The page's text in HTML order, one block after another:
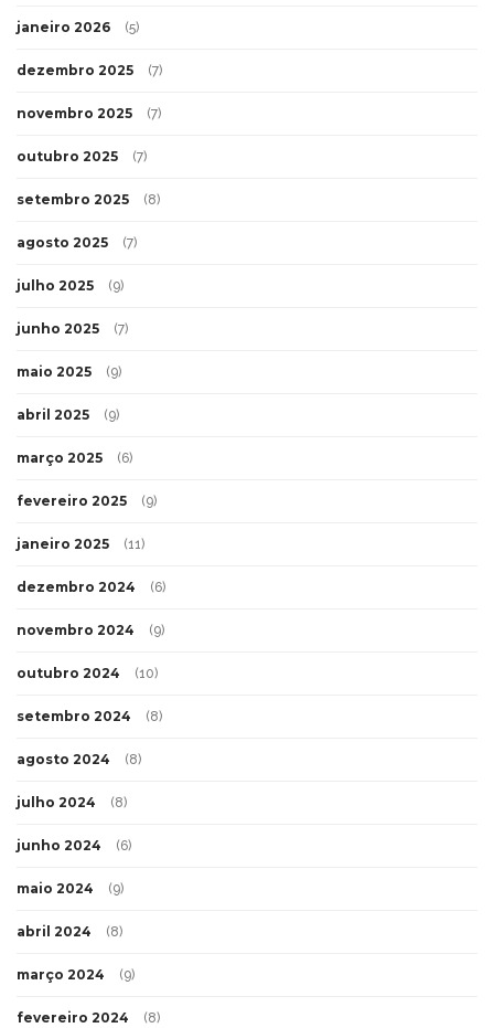
janeiro 2026 (5)
dezembro 2025 (7)
novembro 2025 (7)
outubro 2025 (7)
setembro 2025 (8)
agosto 2025 (7)
julho 2025 (9)
junho 2025 (7)
maio 2025 (9)
abril 2025 (9)
março 2025 (6)
fevereiro 2025 (9)
janeiro 2025 (11)
dezembro 2024 (6)
novembro 2024 (9)
outubro 2024 (10)
setembro 2024 (8)
agosto 2024 (8)
julho 2024 (8)
junho 2024 (6)
maio 2024 (9)
abril 2024 (8)
março 2024 (9)
fevereiro 2024 (8)